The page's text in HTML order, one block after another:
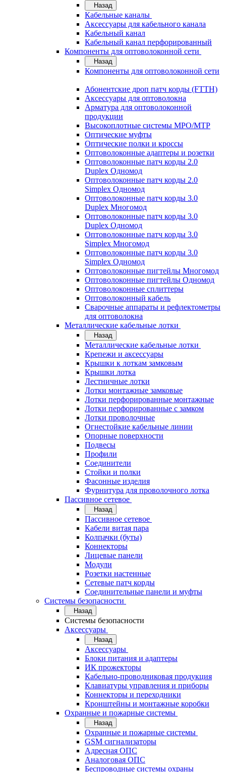
Назад
Кабельные каналы
Аксессуары для кабельного канала
Кабельный канал
Кабельный канал перфорированный
Компоненты для оптоволоконной сети
Назад
Компоненты для оптоволоконной сети
Абонентские дроп патч корды (FTTH)
Аксессуары для оптоволокна
Арматура для оптоволоконной
продукции
Высокоплотные системы MPO/MTP
Оптические муфты
Оптические полки и кроссы
Оптоволоконные адаптеры и розетки
Оптоволоконные патч корды 2.0
Duplex Одномод
Оптоволоконные патч корды 2.0
Simplex Одномод
Оптоволоконные патч корды 3.0
Duplex Многомод
Оптоволоконные патч корды 3.0
Duplex Одномод
Оптоволоконные патч корды 3.0
Simplex Многомод
Оптоволоконные патч корды 3.0
Simplex Одномод
Оптоволоконные пигтейлы Многомод
Оптоволоконные пигтейлы Одномод
Оптоволоконные сплиттеры
Оптоволоконный кабель
Сварочные аппараты и рефлектометры
для оптоволокна
Металлические кабельные лотки
Назад
Металлические кабельные лотки
Крепежи и аксессуары
Крышки к лоткам замковым
Крышки лотка
Лестничные лотки
Лотки монтажные замковые
Лотки перфорированные монтажные
Лотки перфорированные с замком
Лотки проволочные
Огнестойкие кабельные линии
Опорные поверхности
Подвесы
Профили
Соединители
Стойки и полки
Фасонные изделия
Фурнитура для проволочного лотка
Пассивное сетевое
Назад
Пассивное сетевое
Кабели витая пара
Колпачки (буты)
Коннекторы
Лицевые панели
Модули
Розетки настенные
Сетевые патч корды
Соединительные панели и муфты
Системы безопасности
Назад
Системы безопасности
Аксессуары
Назад
Аксессуары
Блоки питания и адаптеры
ИК прожекторы
Кабельно-проводниковая продукция
Клавиатуры управления и приборы
Коннекторы и переходники
Кронштейны и монтажные коробки
Охранные и пожарные системы
Назад
Охранные и пожарные системы
GSM сигнализаторы
Адресная ОПС
Аналоговая ОПС
Беспроводные системы охраны